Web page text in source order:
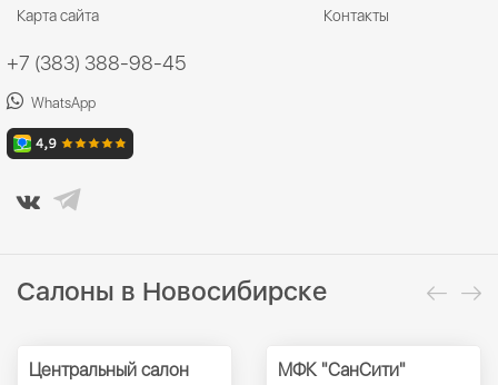
Карта сайта
Контакты
+7 (383) 388-98-45
WhatsApp
Салоны в Новосибирске
Центральный салон МФК "СанСити"